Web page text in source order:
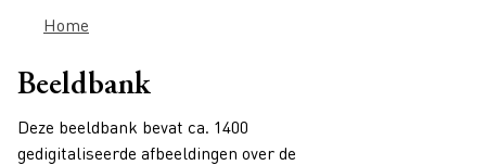
Kruimelpad
Home
Beeldbank
Deze beeldbank bevat ca. 1400
gedigitaliseerde afbeeldingen over de